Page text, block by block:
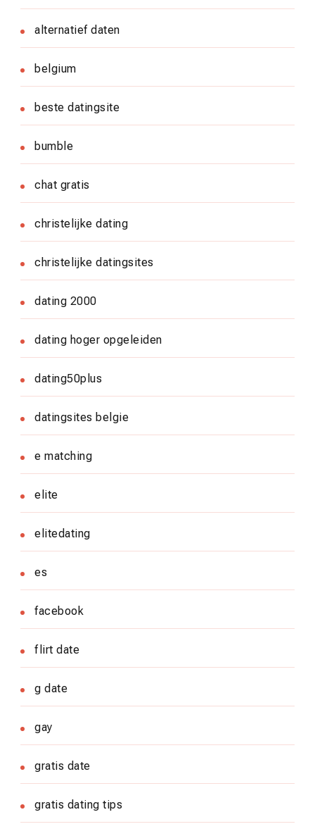
alternatief daten
belgium
beste datingsite
bumble
chat gratis
christelijke dating
christelijke datingsites
dating 2000
dating hoger opgeleiden
dating50plus
datingsites belgie
e matching
elite
elitedating
es
facebook
flirt date
g date
gay
gratis date
gratis dating tips